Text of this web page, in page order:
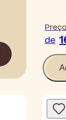
de